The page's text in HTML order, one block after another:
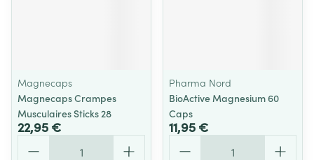
Magnecaps
Magnecaps Crampes
Musculaires Sticks 28
22,95 €
Pharma Nord
BioActive Magnesium 60
Caps
11,95 €